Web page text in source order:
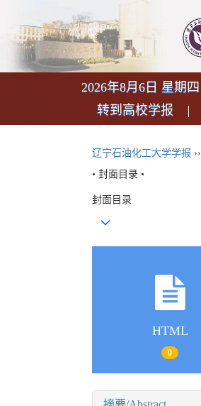
2026年8月6日 星期四
转到高校学报
辽宁石油化工大学学报 ››
• 封面目录 •
封面目录
HTML
0